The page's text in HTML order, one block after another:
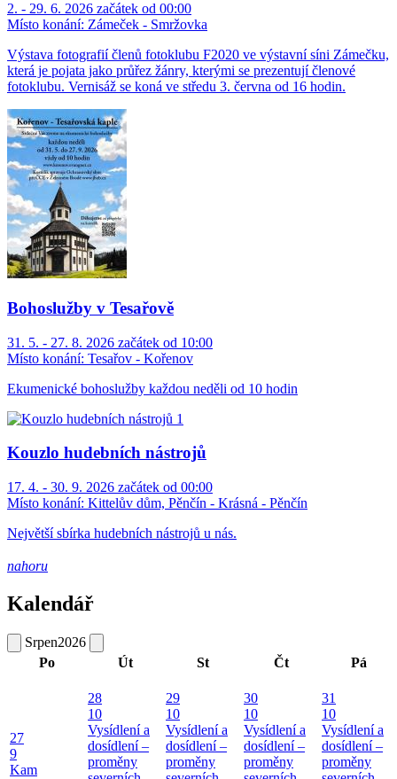
2. - 29. 6. 2026 začátek od 00:00
Místo konání: Zámeček - Smržovka
Výstava fotografií členů fotoklubu F2020 ve výstavní síni Zámečku,
která je pojata jako průřez žánry, kterými se prezentují členové
fotoklubu. Vernisáž se koná ve středu 3. června od 16 hodin.
Bohoslužby v Tesařově
31. 5. - 27. 8. 2026 začátek od 10:00
Místo konání: Tesařov - Kořenov
Ekumenické bohoslužby každou neděli od 10 hodin
Kouzlo hudebních nástrojů
17. 4. - 30. 9. 2026 začátek od 00:00
Místo konání: Kittelův dům, Pěnčín - Krásná - Pěnčín
Největší sbírka hudebních nástrojů u nás.
nahoru
Kalendář
Srpen2026
Po
Út St Čt Pá
27
9
Kam
28
10
Vysídlení a
dosídlení –
proměny
29
10
Vysídlení a
dosídlení –
proměny
30
10
Vysídlení a
dosídlení –
proměny
31
10
Vysídlení a
dosídlení –
proměny